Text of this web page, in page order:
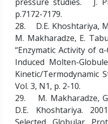
p.7172-7179.
28. D.E. Khoshtariya,
M. Makharadze, E.
“Enzymatic Activity of
Induced Molten-
Kinetic/Termodynamic
Vol. 3, N1, p. 2-10.
29. M. Makharadze,
D.E. Khoshtariya.